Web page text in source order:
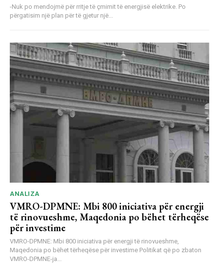
-Nuk po mendojmë për rritje të çmimit të energjisë elektrike. Po
përgatisim një plan për të gjetur një...
ANALIZA
VMRO-DPMNE: Mbi 800 iniciativa për energji
të rinovueshme, Maqedonia po bëhet tërheqëse
për investime
VMRO-DPMNE: Mbi 800 iniciativa për energji të rinovueshme,
Maqedonia po bëhet tërheqëse për investime Politikat që po zbaton
VMRO-DPMNE-ja...